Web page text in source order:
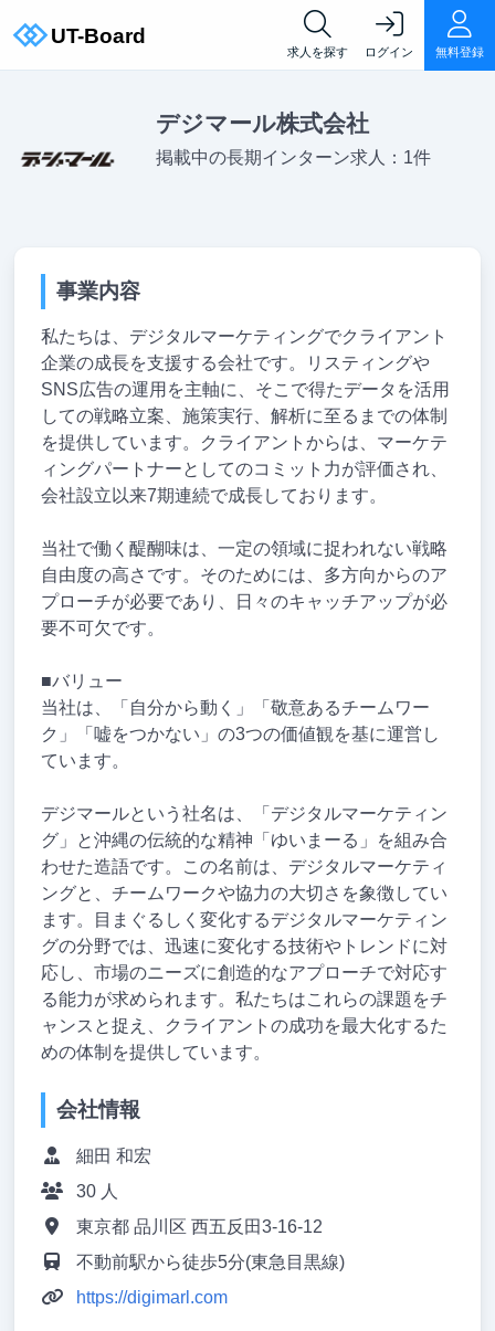
求人を探す ログイン 無料登録
デジマール株式会社
掲載中の長期インターン求人：1件
事業内容
私たちは、デジタルマーケティングでクライアント
企業の成長を支援する会社です。リスティングや
SNS広告の運用を主軸に、そこで得たデータを活用
しての戦略立案、施策実行、解析に至るまでの体制
を提供しています。クライアントからは、マーケテ
ィングパートナーとしてのコミット力が評価され、
会社設立以来7期連続で成長しております。
当社で働く醍醐味は、一定の領域に捉われない戦略
自由度の高さです。そのためには、多方向からのア
プローチが必要であり、日々のキャッチアップが必
要不可欠です。
■バリュー
当社は、「自分から動く」「敬意あるチームワー
ク」「嘘をつかない」の3つの価値観を基に運営し
ています。
デジマールという社名は、「デジタルマーケティン
グ」と沖縄の伝統的な精神「ゆいまーる」を組み合
わせた造語です。この名前は、デジタルマーケティ
ングと、チームワークや協力の大切さを象徴してい
ます。目まぐるしく変化するデジタルマーケティン
グの分野では、迅速に変化する技術やトレンドに対
応し、市場のニーズに創造的なアプローチで対応す
る能力が求められます。私たちはこれらの課題をチ
ャンスと捉え、クライアントの成功を最大化するた
めの体制を提供しています。
会社情報
細田 和宏
30 人
東京都 品川区 西五反田3-16-12
不動前駅から徒歩5分(東急目黒線)
https://digimarl.com